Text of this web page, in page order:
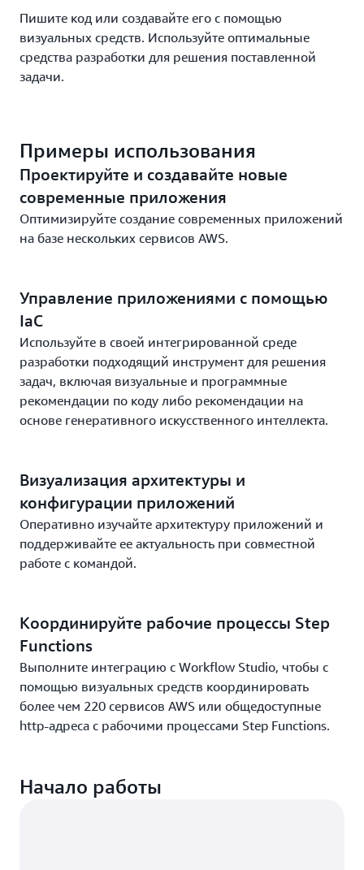
Пишите код или создавайте его с помощью
визуальных средств. Используйте оптимальные
средства разработки для решения поставленной
задачи.
Примеры использования
Проектируйте и создавайте новые
современные приложения
Оптимизируйте создание современных приложений
на базе нескольких сервисов AWS.
Управление приложениями с помощью
IaC
Используйте в своей интегрированной среде
разработки подходящий инструмент для решения
задач, включая визуальные и программные
рекомендации по коду либо рекомендации на
основе генеративного искусственного интеллекта.
Визуализация архитектуры и
конфигурации приложений
Оперативно изучайте архитектуру приложений и
поддерживайте ее актуальность при совместной
работе с командой.
Координируйте рабочие процессы Step
Functions
Выполните интеграцию с Workflow Studio, чтобы с
помощью визуальных средств координировать
более чем 220 сервисов AWS или общедоступные
http-адреса с рабочими процессами Step Functions.
Начало работы